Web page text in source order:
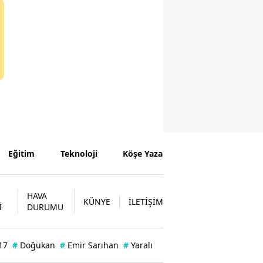
Eğitim Teknoloji Köşe Yazarları
HAVA
DURUMU
KÜNYE İLETİŞİM
# Doğukan # Emir Sarıhan # Yaralı